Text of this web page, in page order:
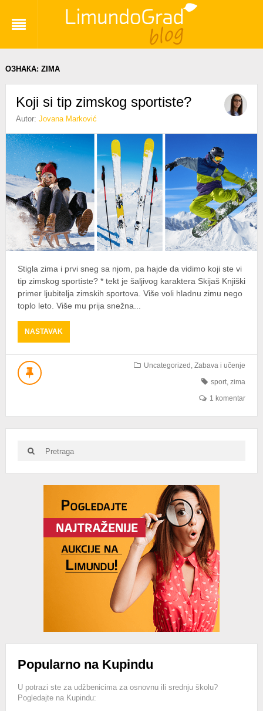
ОЗНАКА: ZIMA
Koji si tip zimskog sportiste?
Autor:Jovana Marković
Stigla zima i prvi sneg sa njom, pa hajde da vidimo koji ste vi
tip zimskog sportiste? * tekt je šaljivog karaktera Skijaš Knjiški
primer ljubitelja zimskih sportova. Više voli hladnu zimu nego
toplo leto. Više mu prija snežna...
NASTAVAKABOUT
KOJI
SI
Uncategorized ,Zabava i učenje
sport,zima
1 komentar
Search
Popularno na Kupindu
U potrazi ste za udžbenicima za osnovnu ili srednju školu?
Pogledajte na Kupindu: